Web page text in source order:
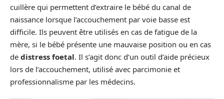
cuillère qui permettent d’extraire le bébé du canal de
naissance lorsque l’accouchement par voie basse est
difficile. Ils peuvent être utilisés en cas de fatigue de la
mère, si le bébé présente une mauvaise position ou en cas
de distress foetal. Il s’agit donc d’un outil d’aide précieux
lors de l’accouchement, utilisé avec parcimonie et
professionnalisme par les médecins.